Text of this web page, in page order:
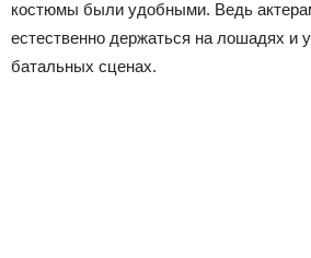
костюмы были удобными. Ведь
естественно держаться на лошадях и
батальных сценах.